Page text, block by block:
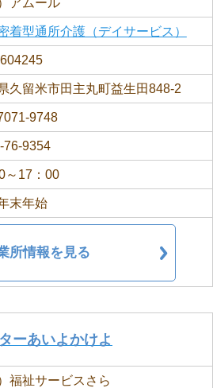
着型通所介護（デイサービス）
久留米市田主丸町益生田848-2
9748
76-9354
～17：00
末年始
所情報を見る
ーあいよかけよ
福祉サービスさら